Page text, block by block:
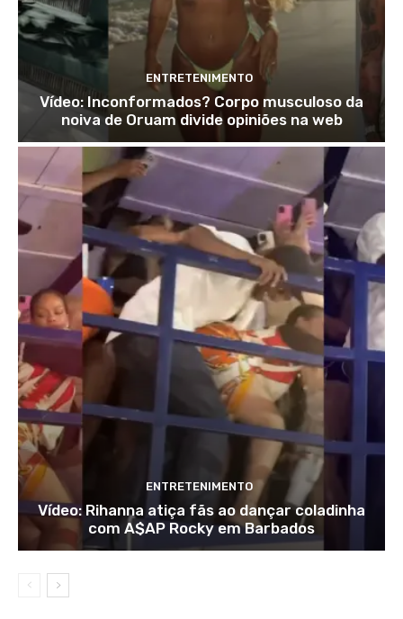
ENTRETENIMENTO
Vídeo: Inconformados? Corpo musculoso da
noiva de Oruam divide opiniões na web
ENTRETENIMENTO
Vídeo: Rihanna atiça fãs ao dançar coladinha
com A$AP Rocky em Barbados